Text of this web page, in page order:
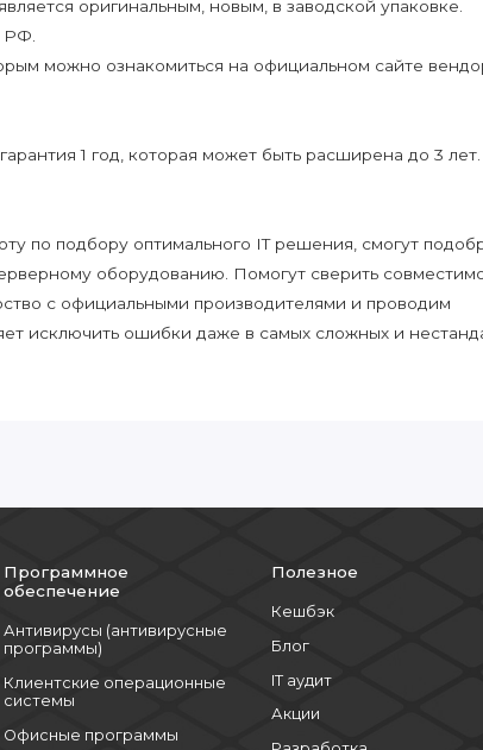
оригинальным, новым, в заводской упаковке.
РФ.
можно ознакомиться на официальном сайте
1 год, которая может быть расширена до 3 лет.
по подбору оптимального IT решения, смогут
оборудованию. Помогут сверить
с официальными производителями и проводим
исключить ошибки даже в самых сложных и
Программное
обеспечение
Антивирусы (антивирусные
программы)
Клиентские операционные
системы
Офисные программы
Полезное
Кешбэк
Блог
IT аудит
Акции